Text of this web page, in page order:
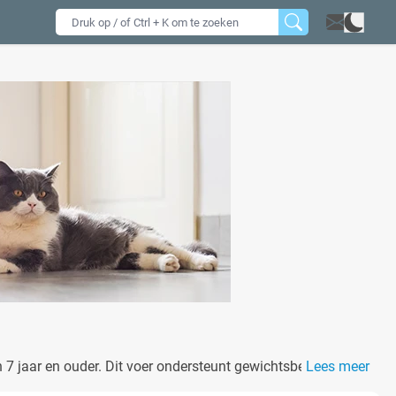
jaar en ouder. Dit voer ondersteunt gewichtsbeheersing
Lees meer